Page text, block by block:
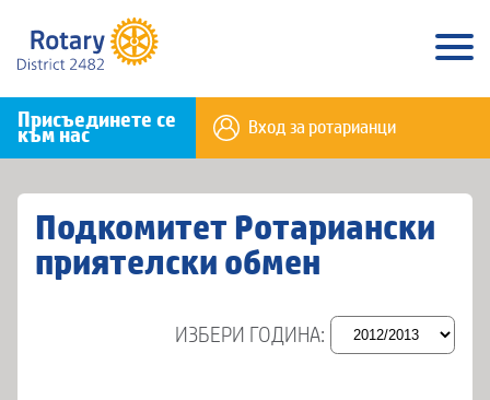
Присъединете се
към нас Вход за ротарианци
Подкомитет Ротариански
приятелски обмен
ИЗБЕРИ ГОДИНА: